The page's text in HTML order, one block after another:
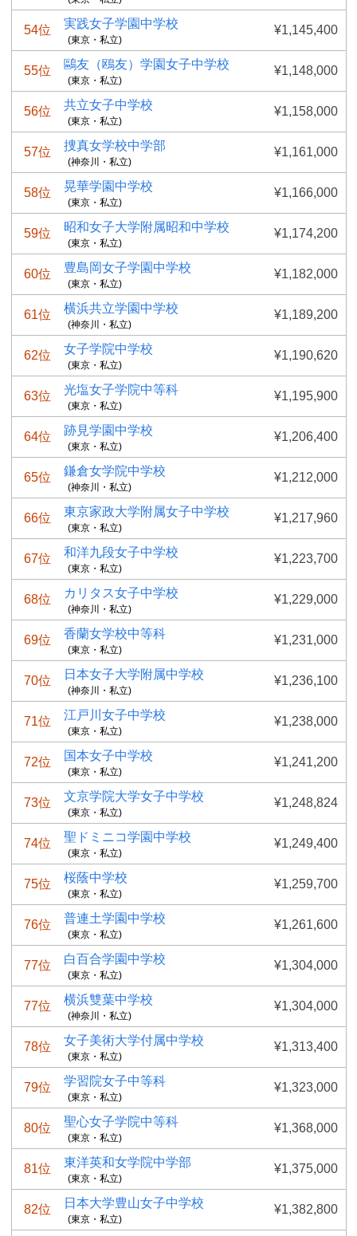
54位 実践女子学園中学校
(東京・私立)
¥1,145,400
55位 鷗友（鴎友）学園女子中学校
(東京・私立)
¥1,148,000
56位 共立女子中学校
(東京・私立)
¥1,158,000
57位 捜真女学校中学部
(神奈川・私立)
¥1,161,000
58位 晃華学園中学校
(東京・私立)
¥1,166,000
59位 昭和女子大学附属昭和中学校
(東京・私立)
¥1,174,200
60位 豊島岡女子学園中学校
(東京・私立)
¥1,182,000
61位 横浜共立学園中学校
(神奈川・私立)
¥1,189,200
62位 女子学院中学校
(東京・私立)
¥1,190,620
63位 光塩女子学院中等科
(東京・私立)
¥1,195,900
64位 跡見学園中学校
(東京・私立)
¥1,206,400
65位 鎌倉女学院中学校
(神奈川・私立)
¥1,212,000
66位 東京家政大学附属女子中学校
(東京・私立)
¥1,217,960
67位 和洋九段女子中学校
(東京・私立)
¥1,223,700
68位 カリタス女子中学校
(神奈川・私立)
¥1,229,000
69位 香蘭女学校中等科
(東京・私立)
¥1,231,000
70位 日本女子大学附属中学校
(神奈川・私立)
¥1,236,100
71位 江戸川女子中学校
(東京・私立)
¥1,238,000
72位 国本女子中学校
(東京・私立)
¥1,241,200
73位 文京学院大学女子中学校
(東京・私立)
¥1,248,824
74位 聖ドミニコ学園中学校
(東京・私立)
¥1,249,400
75位 桜蔭中学校
(東京・私立)
¥1,259,700
76位 普連土学園中学校
(東京・私立)
¥1,261,600
77位 白百合学園中学校
(東京・私立)
¥1,304,000
77位 横浜雙葉中学校
(神奈川・私立)
¥1,304,000
78位 女子美術大学付属中学校
(東京・私立)
¥1,313,400
79位 学習院女子中等科
(東京・私立)
¥1,323,000
80位 聖心女子学院中等科
(東京・私立)
¥1,368,000
81位 東洋英和女学院中学部
(東京・私立)
¥1,375,000
82位 日本大学豊山女子中学校
(東京・私立)
¥1,382,800